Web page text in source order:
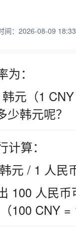
间：2026-08-09
：
元（1
韩元呢？
算：
元 / 1 人民
100 人民
100 CNY =